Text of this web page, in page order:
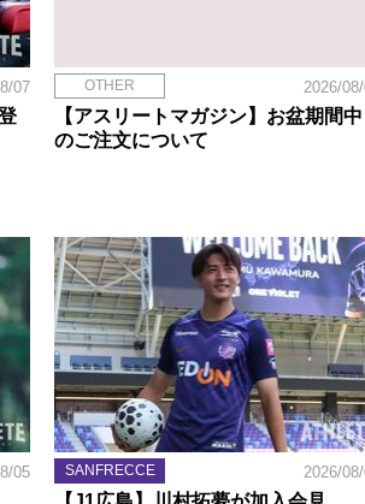
07 OTHER 2026/
【アスリートマガジン】お盆期間中
のご注文について
05 SANFRECCE 2026/